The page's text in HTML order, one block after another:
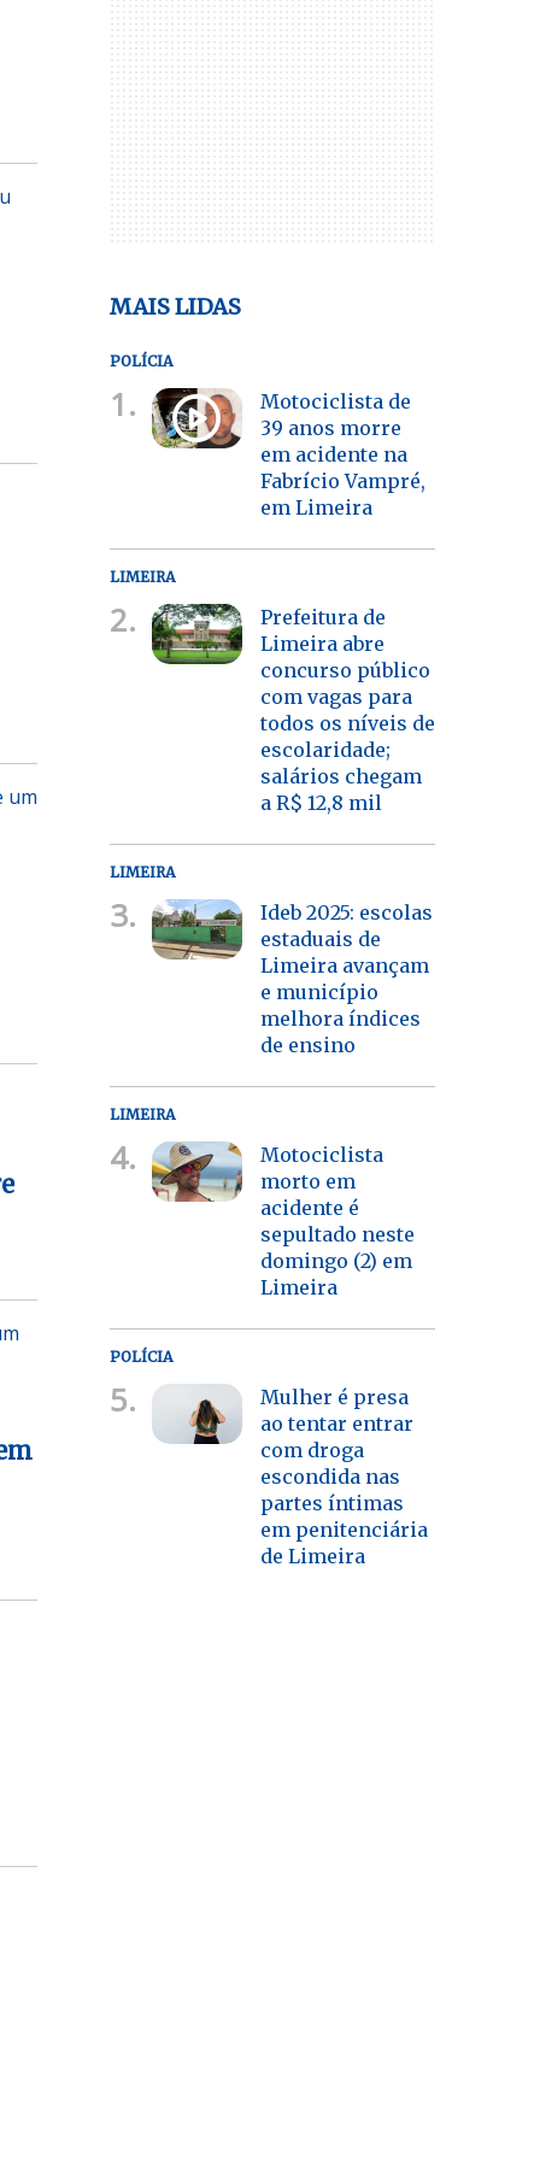
um
MAIS LIDAS
POLÍCIA
1.
Motociclista de
39 anos morre
em acidente na
Fabrício Vampré,
em Limeira
LIMEIRA
2.
Prefeitura de
Limeira abre
concurso público
com vagas para
todos os níveis de
escolaridade;
salários chegam
a R$ 12,8 mil
LIMEIRA
3.
Ideb 2025: escolas
estaduais de
Limeira avançam
e município
melhora índices
de ensino
LIMEIRA
4.
Motociclista
morto em
acidente é
sepultado neste
domingo (2) em
Limeira
POLÍCIA
5.
Mulher é presa
ao tentar entrar
com droga
escondida nas
partes íntimas
em penitenciária
de Limeira